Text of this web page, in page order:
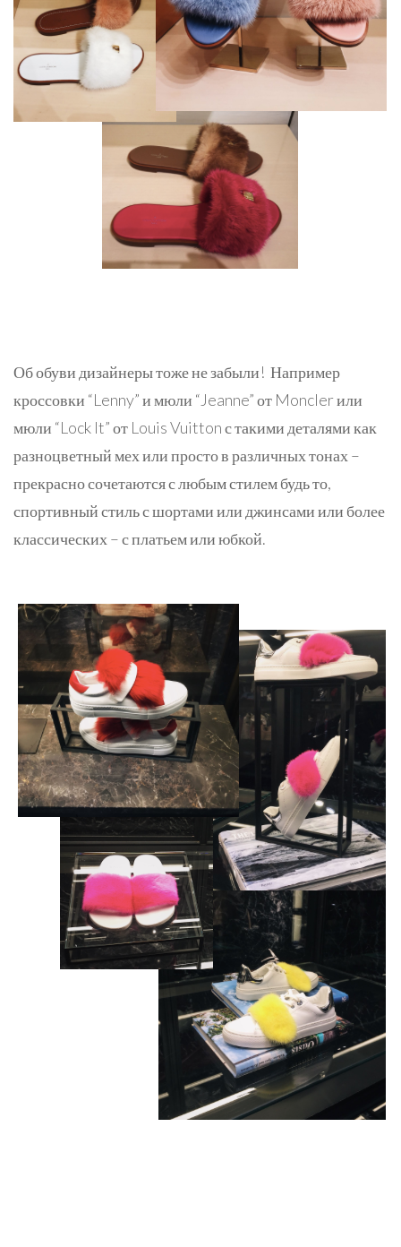
Об обуви дизайнеры тоже не забыли! Например
кроссовки “Lenny” и мюли “Jeanne” от Moncler или
мюли “Lock It” от Louis Vuitton с такими деталями как
разноцветный мех или просто в различных тонах –
прекрасно сочетаются с любым стилем будь то,
спортивный стиль с шортами или джинсами или более
классических – с платьем или юбкой.